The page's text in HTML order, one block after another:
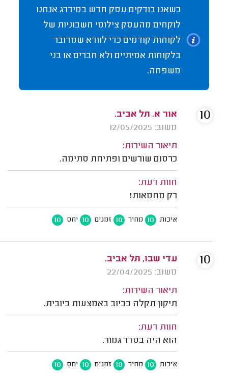
כשאנו בודקים עסק חדש במידרג אנחנו
לוקחים מהעסק צילומי חשבוניות של
לקוחות קודמים כדי לוודא שמדובר
בלקוחות אמיתיים ולא חברים או בני
משפחה.
אור א. תל אביב.
משוב: 12/05/2025
תיאור השירות:
כרסום שורשים ופתיחת סתימה.
חוות דעת:
רק מחמאות!
איכות 10 מחיר 10 זמנים 10 יחס 10
10
עדי שבו, תל אביב.
משוב: 22/04/2025
תיאור השירות:
תיקון תקלה בביוב באמצעות ביובית.
חוות דעת:
הוא היה בסדר גמור.
איכות 10 מחיר 10 זמנים 10 יחס 10
10